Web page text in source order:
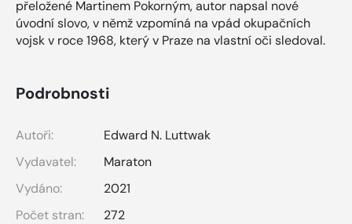
přeložené Martinem Pokorným, autor napsal nové
úvodní slovo, v němž vzpomíná na vpád okupačních
vojsk v roce 1968, který v Praze na vlastní oči sledoval.
Podrobnosti
Autoři:
Edward N. Luttwak
Vydavatel:
Maraton
Vydáno:
2021
Počet stran:
272